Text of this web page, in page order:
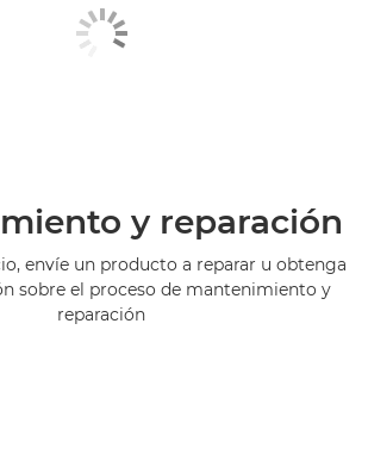
y reparación
envíe un producto a reparar u obtenga
sobre el proceso de mantenimiento y
reparación